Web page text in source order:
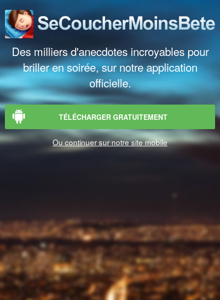
Des milliers d'anecdotes incroyables pour
briller en soirée, sur notre application
officielle.
TÉLÉCHARGER GRATUITEMENT
Ou continuer sur notre site mobile